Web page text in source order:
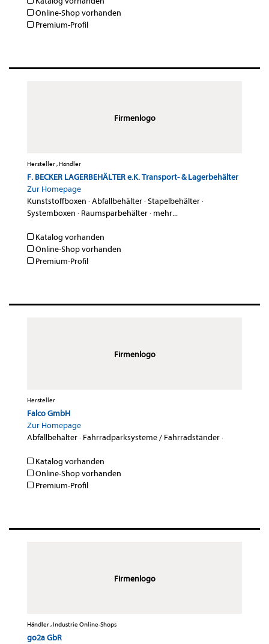
Online-Shop vorhanden
Premium-Profil
Firmenlogo
Hersteller , Händler
F. BECKER LAGERBEHÄLTER e.K. Transport- & Lagerbehälter
Zur Homepage
Kunststoffboxen ·Abfallbehälter·Stapelbehälter·
Systemboxen · Raumsparbehälter· mehr...
Katalog vorhanden
Online-Shop vorhanden
Premium-Profil
Firmenlogo
Hersteller
Falco GmbH
Zur Homepage
Abfallbehälter· Fahrradparksysteme / Fahrradständer·
Katalog vorhanden
Online-Shop vorhanden
Premium-Profil
Firmenlogo
Händler , Industrie Online-Shops
go2a GbR